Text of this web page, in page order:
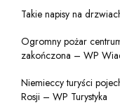
Takie napisy na
Ogromny pożar
zakończona – WP
Niemieccy turyści
Rosji – WP Turystyka